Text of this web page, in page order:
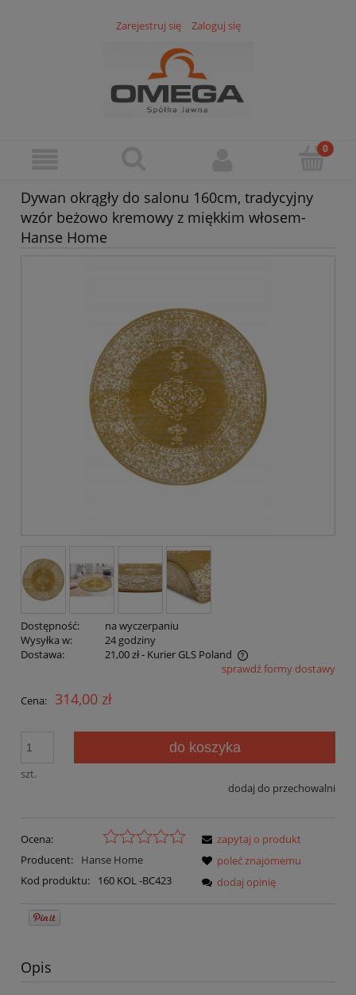
Zarejestruj się Zaloguj się
Dywan okrągły do salonu 160cm, tradycyjny
wzór beżowo kremowy z miękkim włosem-
Hanse Home
Dostępność:
na wyczerpaniu
Wysyłka w:
24 godziny
Dostawa:
21,00 zł- Kurier GLS Poland
Cena nie zawiera ewentualnych kosztów płatnościsprawdź formy dostawy
Cena: 314,00 zł
szt.
do koszyka
dodaj do przechowalni
Ocena:
Producent:
Hanse Home
Kod produktu:
160 KOL -BC423
zapytaj o produkt
poleć znajomemu
dodaj opinię
Opis